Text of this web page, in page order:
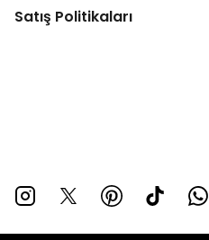
Satış Politikaları